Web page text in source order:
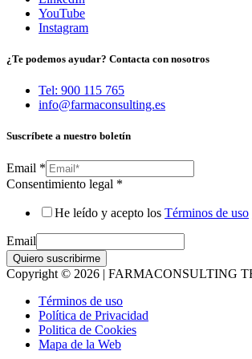
YouTube
Instagram
¿Te podemos ayudar? Contacta con nosotros
Tel: 900 115 765
info@farmaconsulting.es
Suscríbete a nuestro boletín
Email *
Consentimiento legal *
He leído y acepto los Términos de uso
Email
Quiero suscribirme
Copyright © 2026 | FARMACONSULTING
Términos de uso
Política de Privacidad
Politica de Cookies
Mapa de la Web